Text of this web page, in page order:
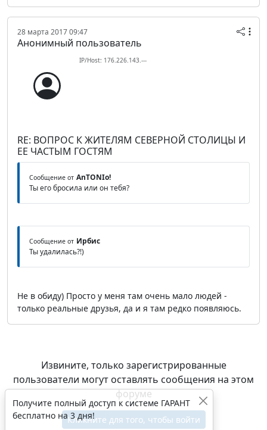
28 марта 2017 09:47
Анонимный пользователь
IP/Host: 176.226.143.---
RE: ВОПРОС К ЖИТЕЛЯМ СЕВЕРНОЙ СТОЛИЦЫ И
ЕЕ ЧАСТЫМ ГОСТЯМ
Сообщение от AnTONIo!
Ты его бросила или он тебя?
Сообщение от Ирбис
Ты удалилась?!)
Не в обиду) Просто у меня там очень мало людей -
только реальные друзья, да и я там редко появляюсь.
Извините, только зарегистрированные
пользователи могут оставлять сообщения на этом
форуме
Кликните для того, чтобы войти
Получите полный доступ к системе ГАРАНТ
бесплатно на 3 дня!